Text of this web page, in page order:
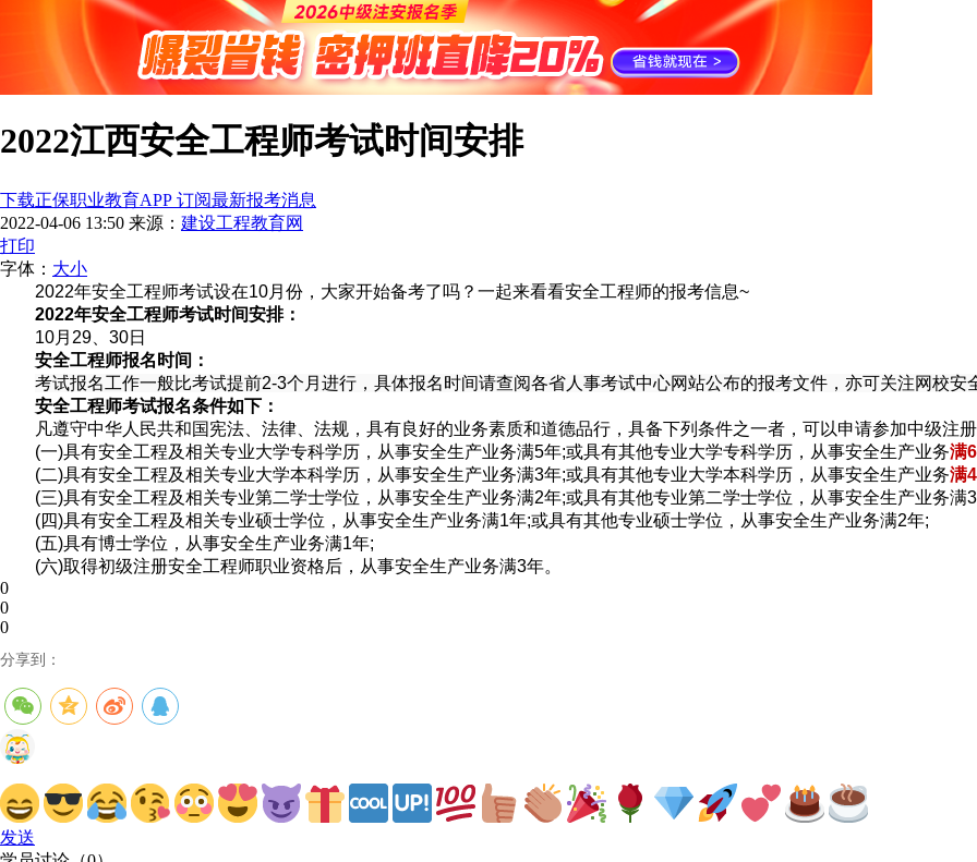
2022江西安全工程师考试时间安排
下载正保职业教育APP 订阅最新报考消息
2022-04-06 13:50 来源： 建设工程教育网
打印
字体： 大小
2022年安全工程师考试设在10月份，大家开始备考了吗？一起来看看安全工程师的报考信息~
2022年安全工程师考试时间安排：
10月29、30日
安全工程师报名时间：
考试报名工作一般比考试提前2-3个月进行，具体报名时间请查阅各省人事考试中心网站公布的报考文件，亦可关注网校安
安全工程师考试报名条件如下：
凡遵守中华人民共和国宪法、法律、法规，具有良好的业务素质和道德品行，具备下列条件之一者，可以申请参加中级注
(一)具有安全工程及相关专业大学专科学历，从事安全生产业务满5年;或具有其他专业大学专科学历，从事安全生产业务满
(二)具有安全工程及相关专业大学本科学历，从事安全生产业务满3年;或具有其他专业大学本科学历，从事安全生产业务满
(三)具有安全工程及相关专业第二学士学位，从事安全生产业务满2年;或具有其他专业第二学士学位，从事安全生产业务满
(四)具有安全工程及相关专业硕士学位，从事安全生产业务满1年;或具有其他专业硕士学位，从事安全生产业务满2年;
(五)具有博士学位，从事安全生产业务满1年;
(六)取得初级注册安全工程师职业资格后，从事安全生产业务满3年。
0
0
0
分享到：
发送